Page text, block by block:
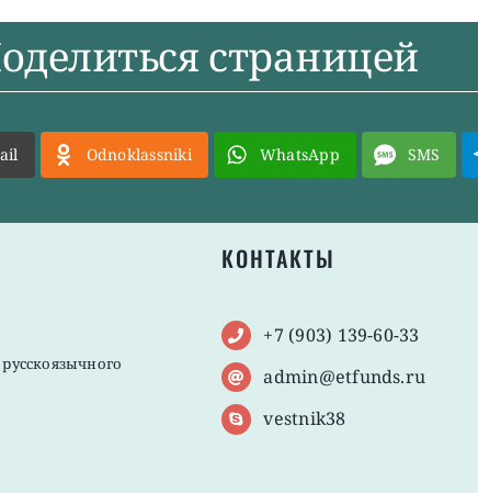
страницей
Odnoklassniki WhatsApp SMS
КОНТАКТЫ
+7 (903) 139-60-33
admin@etfunds.ru
vestnik38